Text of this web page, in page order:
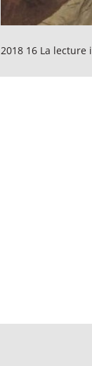
2018 16 La lecture